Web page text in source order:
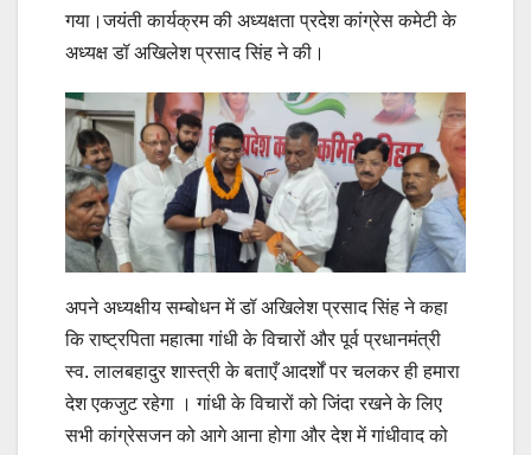
गया।जयंती कार्यक्रम की अध्यक्षता प्रदेश कांग्रेस कमेटी के
अध्यक्ष डॉ अखिलेश प्रसाद सिंह ने की।
अपने अध्यक्षीय सम्बोधन में डॉ अखिलेश प्रसाद सिंह ने कहा
कि राष्ट्रपिता महात्मा गांधी के विचारों और पूर्व प्रधानमंत्री
स्व. लालबहादुर शास्त्री के बताएँ आदर्शों पर चलकर ही हमारा
देश एकजुट रहेगा । गांधी के विचारों को जिंदा रखने के लिए
सभी कांग्रेसजन को आगे आना होगा और देश में गांधीवाद को